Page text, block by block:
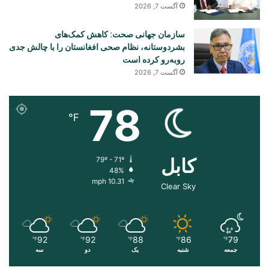
آگست 7, 2026
سازمان جهانی صحت: کاهش کمک‌های
بشردوستانه، نظام صحی افغانستان را با چالش جدی
روبه‌رو کرده است
آگست 7, 2026
کابل
Clear Sky
78
℉
48%
10.31 mph
79
℉
جمعه
86
℉
شنبه
88
℉
یک
92
℉
دو
92
℉
سه